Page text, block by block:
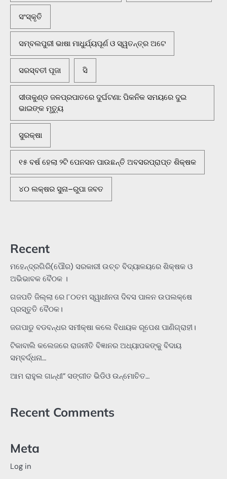
ସଂସ୍କୃତି
ସମ୍ବଲପୁରୀ ଭାଷା ମାଧୁର୍ଯ୍ୟପୂର୍ଣ ଓ ସ୍ୱତନ୍ତ୍ର ଅଟେ
ସରସ୍ବତୀ ପୂଜା ସି
ସୀତାକୁଣ୍ଡ ଜଳପ୍ରପାତରେ ଦୁର୍ଘଟଣା: ପିକନିକ ସମୟରେ ଦୁଇ
ଭାଇଙ୍କ ମୃତ୍ୟୁ
ସୁରକ୍ଷା
୧୫ ବର୍ଷ ହେଲା ୨ଟି ପେନସନ ପାଉଛନ୍ତି ଅବସରପ୍ରାପ୍ତ ଶିକ୍ଷକ
୪୦ ଲକ୍ଷର ସୁନା–ରୁପା ଜବତ
Recent
ମହେନ୍ଦ୍ରଗିରି(ପୌର) ସରକାରୀ ଉଚ୍ଚ ବିଦ୍ୟାଳୟରେ ଶିକ୍ଷକ ଓ
ଅଭିଭାବକ ବୈଠକ ।
ଗଜପତି ଜିଲ୍ଲା ରେ ୮୦ତମ ସ୍ୱାଧୀନତା ଦିବସ ପାଳନ ଉପଲକ୍ଷେ
ପ୍ରସ୍ତୁତି ବୈଠକ।
ଜଗପାଡୁ ବଡବନ୍ଧର ସମୀକ୍ଷା କଲେ ବିଧାୟକ ରୂପେଶ ପାଣିଗ୍ରାହୀ।
ଟିକାବାଲି କଲେଜରେ ରାଜନୀତି ବିଜ୍ଞାନର ଅଧ୍ୟାପକଙ୍କୁ ବିଦାୟ
ସମ୍ବର୍ଦ୍ଧନା…
ଆମ ରାହୁଲ ଗାନ୍ଧୀ” ସଙ୍ଗୀତ ଭିଡିଓ ଉନ୍ମୋଚିତ…
Recent Comments
Meta
Log in